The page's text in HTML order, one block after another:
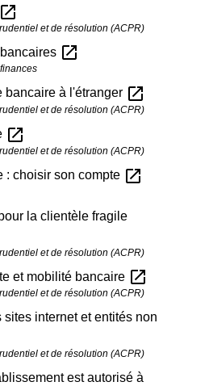
open_in_new
et de résolution (ACPR)
open_in_new
bancaire à l'étranger open_in_new
et de résolution (ACPR)
open_in_new
et de résolution (ACPR)
: choisir son compte open_in_new
la clientèle fragile
et de résolution (ACPR)
et mobilité bancaire open_in_new
et de résolution (ACPR)
sites internet et entités non
et de résolution (ACPR)
est autorisé à